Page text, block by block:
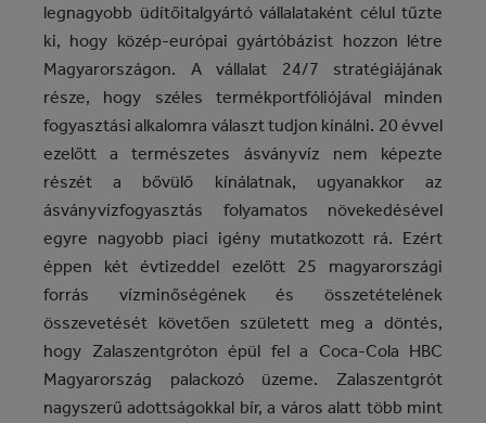
legnagyobb üdítőitalgyártó vállalataként célul tűzte
ki, hogy közép-európai gyártóbázist hozzon létre
Magyarországon. A vállalat 24/7 stratégiájának
része, hogy széles termékportfóliójával minden
fogyasztási alkalomra választ tudjon kínálni. 20 évvel
ezelőtt a természetes ásványvíz nem képezte
részét a bővülő kínálatnak, ugyanakkor az
ásványvízfogyasztás folyamatos növekedésével
egyre nagyobb piaci igény mutatkozott rá. Ezért
éppen két évtizeddel ezelőtt 25 magyarországi
forrás vízminőségének és összetételének
összevetését követően született meg a döntés,
hogy Zalaszentgróton épül fel a Coca-Cola HBC
Magyarország palackozó üzeme. Zalaszentgrót
nagyszerű adottságokkal bír, a város alatt több mint